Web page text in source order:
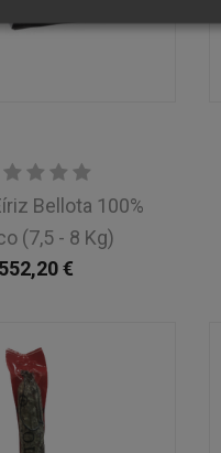
Bellota 100%
(7,5 - 8 Kg)
552,20€